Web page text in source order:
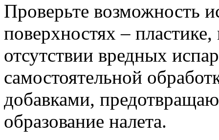
Проверьте возможность
поверхностях –
отсутствии вредных
самостоятельной
добавками,
образование налета.